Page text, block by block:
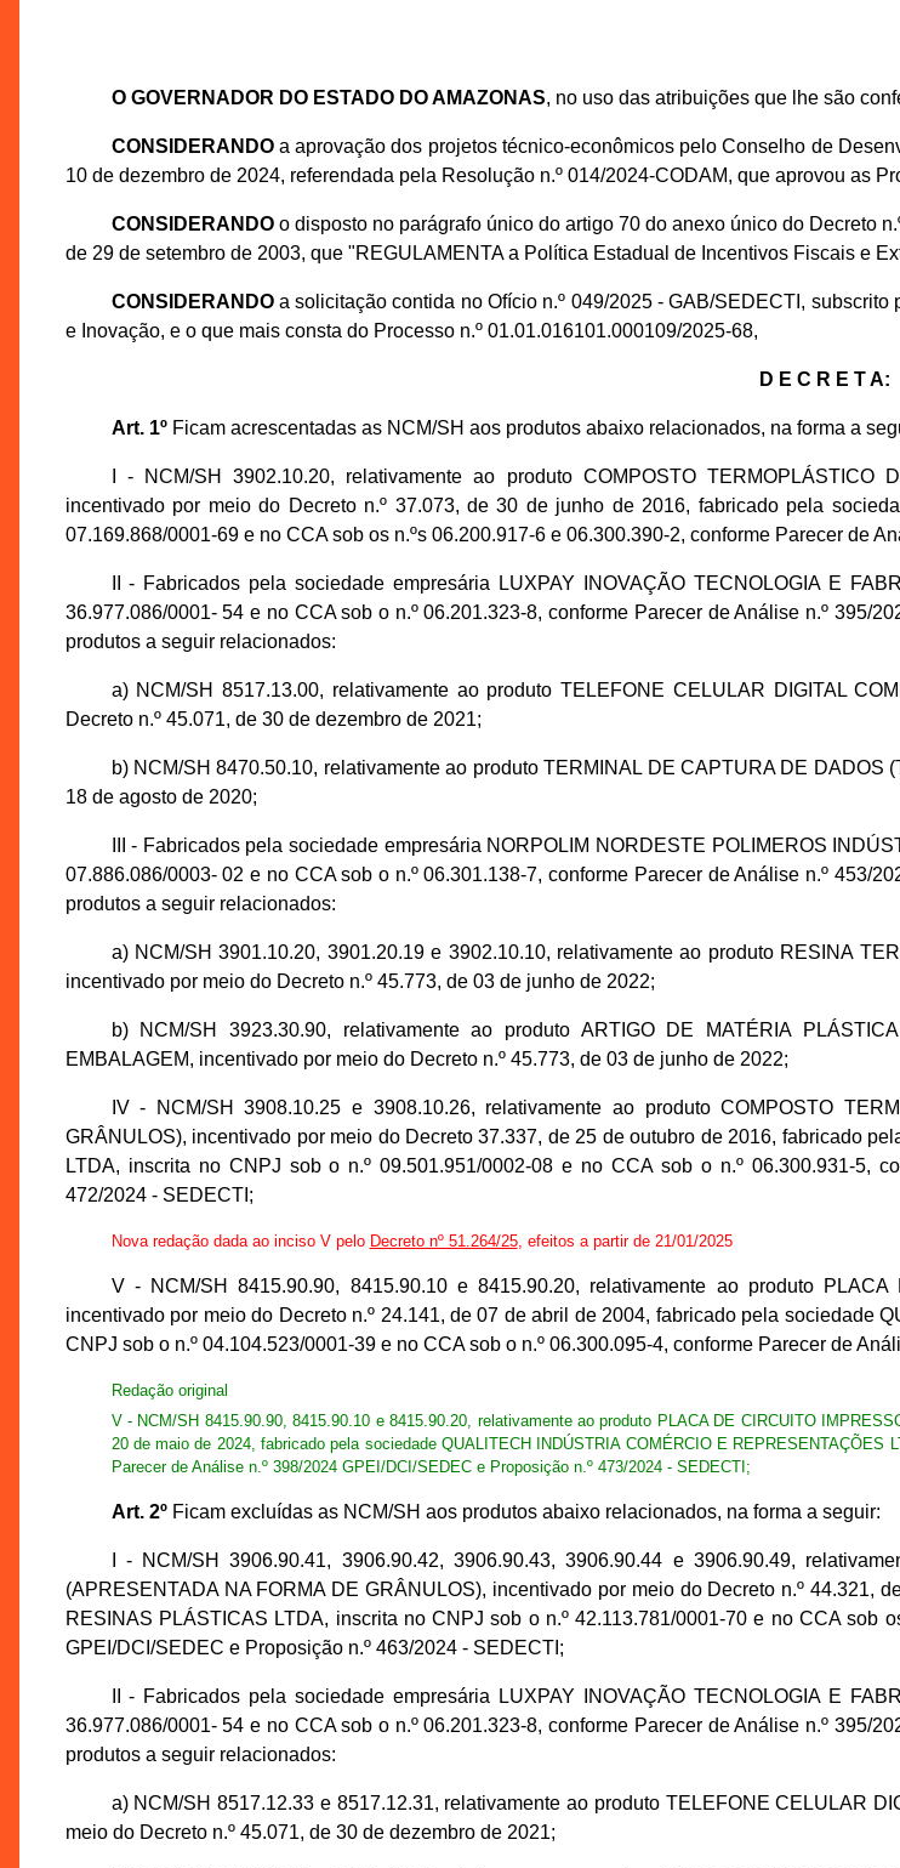
O GOVERNADOR DO ESTADO DO AMAZONAS, no uso das atribuições que lhe são
CONSIDERANDOa aprovação dos projetos técnico-econômicos pelo Conselho de
10 de dezembro de 2024, referendada pela Resolução n.º 014/2024-CODAM, que aprovou as
CONSIDERANDOo disposto no parágrafo único do artigo 70 do anexo único do Decreto
de 29 de setembro de 2003, que "REGULAMENTA a Política Estadual de Incentivos Fiscais e
CONSIDERANDOa solicitação contida no Ofício n.º 049/2025 - GAB/SEDECTI,
e Inovação, e o que mais consta do Processo n.º 01.01.016101.000109/2025-68,
D E C R E T A:
Art. 1ºFicam acrescentadas as NCM/SH aos produtos abaixo relacionados, na forma a
I - NCM/SH 3902.10.20, relativamente ao produto COMPOSTO
incentivado por meio do Decreto n.º 37.073, de 30 de junho de 2016, fabricado pela
07.169.868/0001-69 e no CCA sob os n.ºs 06.200.917-6 e 06.300.390-2, conforme Parecer de
II - Fabricados pela sociedade empresária LUXPAY INOVAÇÃO TECNOLOGIA E
36.977.086/0001- 54 e no CCA sob o n.º 06.201.323-8, conforme Parecer de Análise n.º 395/
produtos a seguir relacionados:
a) NCM/SH 8517.13.00, relativamente ao produto TELEFONE CELULAR DIGITAL
Decreto n.º 45.071, de 30 de dezembro de 2021;
b) NCM/SH 8470.50.10, relativamente ao produto TERMINAL DE CAPTURA DE
18 de agosto de 2020;
III - Fabricados pela sociedade empresária NORPOLIM NORDESTE POLIMEROS
07.886.086/0003- 02 e no CCA sob o n.º 06.301.138-7, conforme Parecer de Análise n.º 453/
produtos a seguir relacionados:
a) NCM/SH 3901.10.20, 3901.20.19 e 3902.10.10, relativamente ao produto RESINA
incentivado por meio do Decreto n.º 45.773, de 03 de junho de 2022;
b) NCM/SH 3923.30.90, relativamente ao produto ARTIGO DE MATÉRIA
EMBALAGEM, incentivado por meio do Decreto n.º 45.773, de 03 de junho de 2022;
IV - NCM/SH 3908.10.25 e 3908.10.26, relativamente ao produto COMPOSTO
GRÂNULOS), incentivado por meio do Decreto 37.337, de 25 de outubro de 2016, fabricado
LTDA, inscrita no CNPJ sob o n.º 09.501.951/0002-08 e no CCA sob o n.º 06.300.931-5,
472/2024 - SEDECTI;
Nova redação dada ao inciso V pelo Decreto nº 51.264/25, efeitos a partir de 21/01/2025
V - NCM/SH 8415.90.90, 8415.90.10 e 8415.90.20, relativamente ao produto
incentivado por meio do Decreto n.º 24.141, de 07 de abril de 2004, fabricado pela sociedade
CNPJ sob o n.º 04.104.523/0001-39 e no CCA sob o n.º 06.300.095-4, conforme Parecer de
Redação original
V - NCM/SH 8415.90.90, 8415.90.10 e 8415.90.20, relativamente ao produto PLACA DE CIRCUITO
20 de maio de 2024, fabricado pela sociedade QUALITECH INDÚSTRIA COMÉRCIO E
Parecer de Análise n.º 398/2024 GPEI/DCI/SEDEC e Proposição n.º 473/2024 - SEDECTI;
Art. 2ºFicam excluídas as NCM/SH aos produtos abaixo relacionados, na forma a seguir:
I - NCM/SH 3906.90.41, 3906.90.42, 3906.90.43, 3906.90.44 e 3906.90.49,
(APRESENTADA NA FORMA DE GRÂNULOS), incentivado por meio do Decreto n.º 44.321,
RESINAS PLÁSTICAS LTDA, inscrita no CNPJ sob o n.º 42.113.781/0001-70 e no CCA sob
GPEI/DCI/SEDEC e Proposição n.º 463/2024 - SEDECTI;
II - Fabricados pela sociedade empresária LUXPAY INOVAÇÃO TECNOLOGIA E
36.977.086/0001- 54 e no CCA sob o n.º 06.201.323-8, conforme Parecer de Análise n.º 395/
produtos a seguir relacionados:
a) NCM/SH 8517.12.33 e 8517.12.31, relativamente ao produto TELEFONE CELULAR
meio do Decreto n.º 45.071, de 30 de dezembro de 2021;